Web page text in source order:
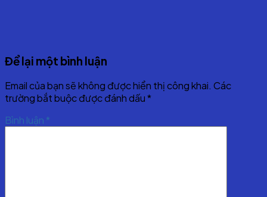
Để lại một bình luận
Email của bạn sẽ không được hiển thị công khai. Các
trường bắt buộc được đánh dấu*
Bình luận *